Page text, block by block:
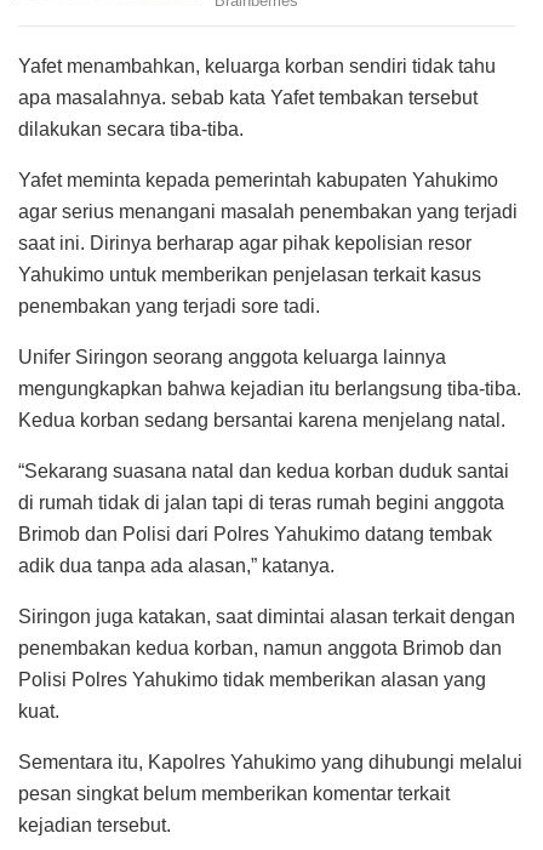
Yafet menambahkan, keluarga korban sendiri tidak tahu
apa masalahnya. sebab kata Yafet tembakan tersebut
dilakukan secara tiba-tiba.
Yafet meminta kepada pemerintah kabupaten Yahukimo
agar serius menangani masalah penembakan yang terjadi
saat ini. Dirinya berharap agar pihak kepolisian resor
Yahukimo untuk memberikan penjelasan terkait kasus
penembakan yang terjadi sore tadi.
Unifer Siringon seorang anggota keluarga lainnya
mengungkapkan bahwa kejadian itu berlangsung tiba-tiba.
Kedua korban sedang bersantai karena menjelang natal.
“Sekarang suasana natal dan kedua korban duduk santai
di rumah tidak di jalan tapi di teras rumah begini anggota
Brimob dan Polisi dari Polres Yahukimo datang tembak
adik dua tanpa ada alasan,” katanya.
Siringon juga katakan, saat dimintai alasan terkait dengan
penembakan kedua korban, namun anggota Brimob dan
Polisi Polres Yahukimo tidak memberikan alasan yang
kuat.
Sementara itu, Kapolres Yahukimo yang dihubungi melalui
pesan singkat belum memberikan komentar terkait
kejadian tersebut.